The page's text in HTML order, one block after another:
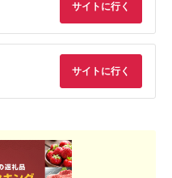
サイトに行く
サイトに行く